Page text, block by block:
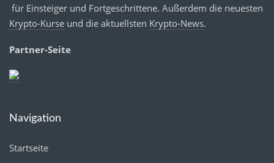
für Einsteiger und Fortgeschrittene. Außerdem die neuesten
Krypto-Kurse und die aktuellsten Krypto-News.
Partner-Seite
Navigation
Startseite